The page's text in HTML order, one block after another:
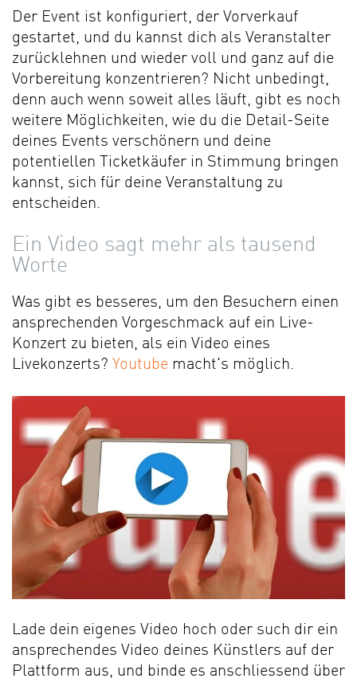
Der Event ist konfiguriert, der Vorverkauf
gestartet, und du kannst dich als Veranstalter
zurücklehnen und wieder voll und ganz auf die
Vorbereitung konzentrieren? Nicht unbedingt,
denn auch wenn soweit alles läuft, gibt es noch
weitere Möglichkeiten, wie du die Detail-Seite
deines Events verschönern und deine
potentiellen Ticketkäufer in Stimmung bringen
kannst, sich für deine Veranstaltung zu
entscheiden.
Ein Video sagt mehr als tausend
Worte
Was gibt es besseres, um den Besuchern einen
ansprechenden Vorgeschmack auf ein Live-
Konzert zu bieten, als ein Video eines
Livekonzerts? Youtube macht's möglich.
Lade dein eigenes Video hoch oder such dir ein
ansprechendes Video deines Künstlers auf der
Plattform aus, und binde es anschliessend über